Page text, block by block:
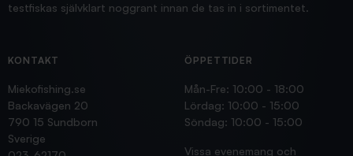
testfiskas självklart noggrant innan de tas in i sortimentet.
KONTAKT
Miekofishing.se
Backavägen 20
790 15 Sundborn
Sverige
ÖPPETTIDER
Mån-Fre: 10:00 - 18:00
Lördag: 10:00 - 15:00
Söndag: 10:00 - 15:00
Vissa evenemang och